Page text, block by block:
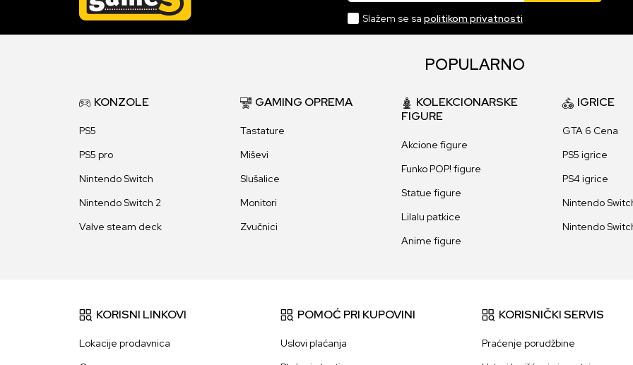
Slažem se sa politikom privatnosti
POPULARNO
KONZOLE
PS5
PS5 pro
Nintendo Switch
Nintendo Switch 2
Valve steam deck
GAMING OPREMA
Tastature
Miševi
Slušalice
Monitori
Zvučnici
KOLEKCIONARSKE
FIGURE
Akcione figure
Funko POP! figure
Statue figure
Lilalu patkice
Anime figure
IGRICE
GTA 6 Cena
PS5 igrice
PS4 igrice
Nintendo
Nintendo
KORISNI LINKOVI
Lokacije prodavnica
POMOĆ PRI KUPOVINI
Uslovi plaćanja
KORISNIČKI SERVIS
Praćenje porudžbine